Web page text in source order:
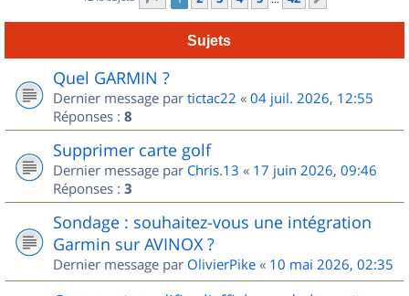
Sujets
Quel GARMIN ?
Dernier message par tictac22 « 04 juil. 2026, 12:55
Réponses : 8
Supprimer carte golf
Dernier message par Chris.13 « 17 juin 2026, 09:46
Réponses : 3
Sondage : souhaitez-vous une intégration
Garmin sur AVINOX ?
Dernier message par OlivierPike « 10 mai 2026, 02:35